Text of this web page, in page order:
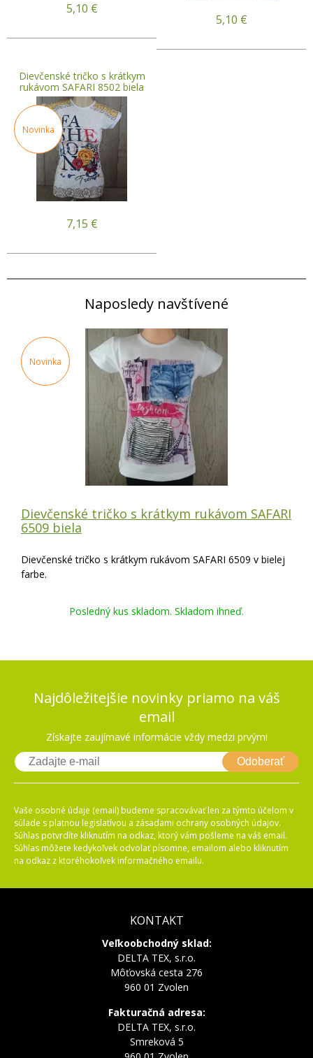
5,10 €
5,10 €
Dievčenské tričko s krátkym
rukávom SAFARI 8502 biela
Novinka
7,15 €
Naposledy navštívené
Novinka
Dievčenské tričko s krátkym rukávom SAFARI
6509 biela
Dievčenské tričko s krátkym rukávom SAFARI 6509 v bielej
farbe.
Posledný kus skladom. Skladom ihneď.
Najdôležitejšie novinky priamo na váš
email
Získajte zaujímavé informácie vždy medzi prvými
Odoberať
Vaše osobné údaje (email) budeme spracovávať len za týmto účelom v
súlade s platnou legislatívou a zásadami ochrany osobných údajov.
Súhlas potvrdíte kliknutím na odkaz, ktorý vám pošleme na váš email.
Súhlas môžete kedykoľvek odvolať písomne, emailom alebo kliknutím
na odkaz z ktoréhokoľvek informačného emailu.
KONTAKT
Veľkoobchodný sklad:
DELTA TEX, s.r.o.
Môťovská cesta 276
960 01 Zvolen
Fakturačná adresa:
DELTA TEX, s.r.o.
Smreková 5